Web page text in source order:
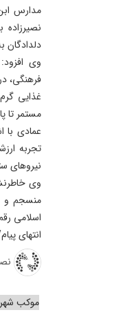
مدارس
دلدادگان
وی
فرهنگی،
غذایی
مستمر تا
عمادی با
تجربه
نیروهای
وی
منسجم و
اسلامی
انتهای
موکب